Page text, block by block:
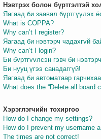
Нэвтрэх болон бүртгэлтэй
Яагаад би заавал бүртгүүлэх
What is COPPA?
Why can’t I register?
Яагаад би нэвтэрч чадахгvй
Why can’t I login?
Би бvртгvvлсэн гэвч би
Би нууц үгээ санадаггүй!
Яагаад би автоматаар
What does the “Delete all board
Хэрэглэгчийн тохиргоо
How do I change my settings?
How do I prevent my username
The times are not correct!